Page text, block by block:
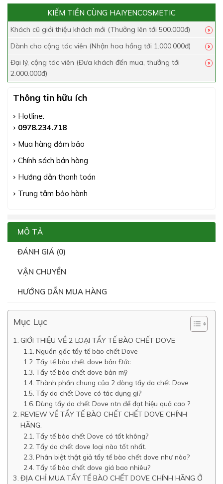
KIẾM TIỀN CÙNG HAIYENCOSMETIC
Khách cũ giới thiệu khách mới (Thưởng lên tới 500.000đ)
Dành cho cộng tác viên (Nhận hoa hồng tới 1.000.000đ)
Đại lý, cộng tác viên (Đưa khách đến mua, thưởng tới
2.000.000đ)
Thông tin hữu ích
Hotline:
0978.234.718
Mua hàng đảm bảo
Chính sách bán hàng
Hướng dẫn thanh toán
Trung tâm bảo hành
MÔ TẢ
ĐÁNH GIÁ (0)
VẬN CHUYỂN
HƯỚNG DẪN MUA HÀNG
Mục Lục
GIỚI THIỆU VỀ 2 LOẠI TẨY TẾ BÀO CHẾT DOVE
Nguồn gốc tẩy tế bào chết Dove
Tẩy tế bào chết dove bản Đức
Tẩy tế bào chết dove bản mỹ
Thành phần chung của 2 dòng tẩy da chết Dove
Tẩy da chết Dove có tác dụng gì?
Dùng tẩy da chết Dove ntn để đạt hiệu quả cao ?
REVIEW VỀ TẨY TẾ BÀO CHẾT CHẾT DOVE CHÍNH
HÃNG.
Tẩy tế bào chết Dove có tốt không?
Tẩy da chết dove loại nào tốt nhất.
Phân biệt thật giả tẩy tế bào chết dove như nào?
Tẩy tế bào chết dove giá bao nhiêu?
ĐỊA CHỈ MUA TẨY TẾ BÀO CHẾT DOVE CHÍNH HÃNG Ở